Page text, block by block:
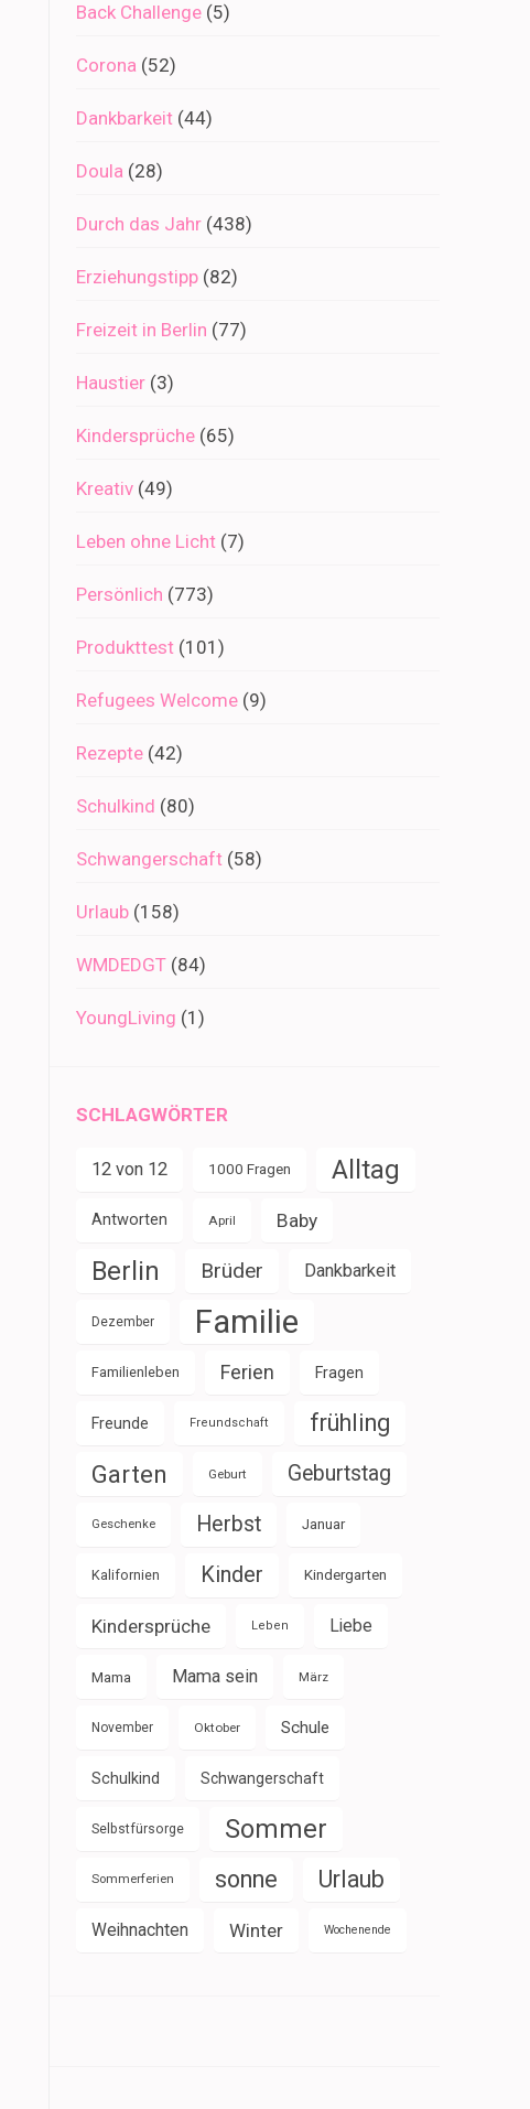
Back Challenge (5)
Corona (52)
Dankbarkeit (44)
Doula (28)
Durch das Jahr (438)
Erziehungstipp (82)
Freizeit in Berlin (77)
Haustier (3)
Kindersprüche (65)
Kreativ (49)
Leben ohne Licht (7)
Persönlich (773)
Produkttest (101)
Refugees Welcome (9)
Rezepte (42)
Schulkind (80)
Schwangerschaft (58)
Urlaub (158)
WMDEDGT (84)
YoungLiving (1)
SCHLAGWÖRTER
12 von 12 1000 Fragen Alltag
Antworten April Baby
Berlin Brüder Dankbarkeit
Dezember Familie
Familienleben Ferien Fragen
Freunde Freundschaft frühling
Garten Geburt Geburtstag
Geschenke Herbst Januar
Kalifornien Kinder Kindergarten
Kindersprüche Leben Liebe
Mama Mama sein März
November Oktober Schule
Schulkind Schwangerschaft
Selbstfürsorge Sommer
Sommerferien sonne Urlaub
Weihnachten Winter Wochenende